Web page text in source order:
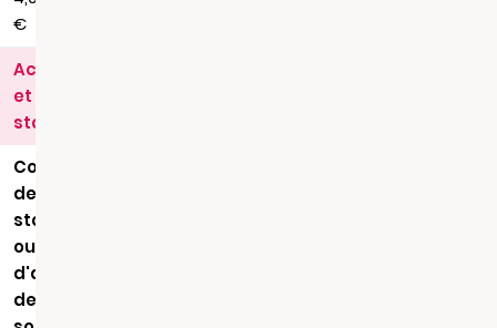
€
Actes
et
statuts
Copie
de
statuts
ou
d'acte
de